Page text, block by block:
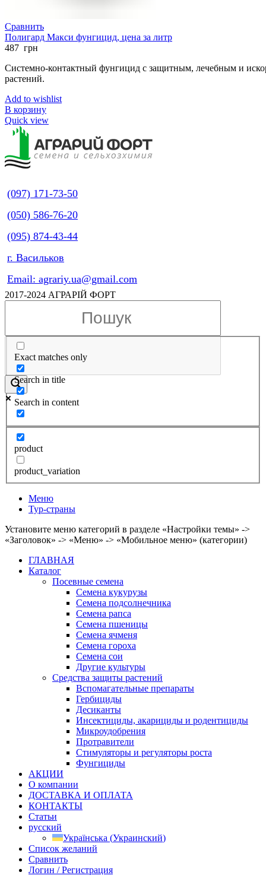
Сравнить
Полигард Макси фунгицид, цена за литр
487 грн
Системно-контактный фунгицид с защитным, лечебным и
растений.
Add to wishlist
В корзину
Quick view
(097) 171-73-50
(050) 586-76-20
(095) 874-43-44
г. Васильков
Email: agrariy.ua@gmail.com
2017-2024 АГРАРІЙ ФОРТ
Exact matches only
Search in title
Search in content
product
product_variation
Меню
Тур-страны
Установите меню категорий в разделе «Настройки темы» ->
«Заголовок» -> «Меню» -> «Мобильное меню» (категории)
ГЛАВНАЯ
Каталог
Посевные семена
Семена кукурузы
Семена подсолнечника
Семена рапса
Семена пшеницы
Семена ячменя
Семена гороха
Семена сои
Другие культуры
Средства защиты растений
Вспомагательные препараты
Гербициды
Десиканты
Инсектициды, акарициды и родентициды
Микроудобрения
Протравители
Стимуляторы и регуляторы роста
Фунгициды
АКЦИИ
О компании
ДОСТАВКА И ОПЛАТА
КОНТАКТЫ
Статьи
русский
Українська (Украинский)
Список желаний
Сравнить
Логин / Регистрация